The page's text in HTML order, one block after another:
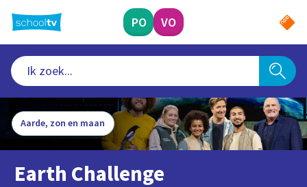
naar
hoofdinhoud
PO VO
Aarde, zon en maan
Earth Challenge